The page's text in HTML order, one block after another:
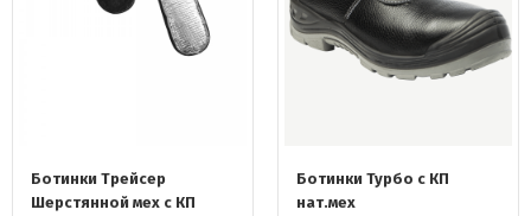
Ботинки Трейсер
Шерстянной мех с КП
Ботинки Турбо с КП
нат.мех